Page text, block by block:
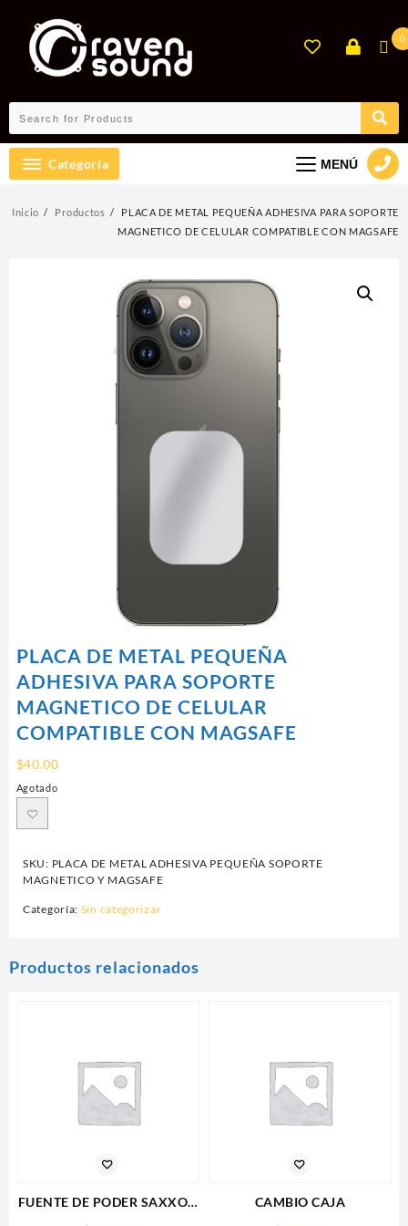
contenido
0
Categoría MENÚ
Inicio Productos
PLACA DE METAL PEQUEÑA ADHESIVA PARA SOPORTE
MAGNETICO DE CELULAR COMPATIBLE CON MAGSAFE
PLACA DE METAL PEQUEÑA
ADHESIVA PARA SOPORTE
MAGNETICO DE CELULAR
COMPATIBLE CON MAGSAFE
$40.00
Agotado
SKU: PLACA DE METAL ADHESIVA PEQUEÑA SOPORTE
MAGNETICO Y MAGSAFE
Categoría: Sin categorizar
Productos relacionados
FUENTE DE PODER SAXXON
CAMBIO CAJA